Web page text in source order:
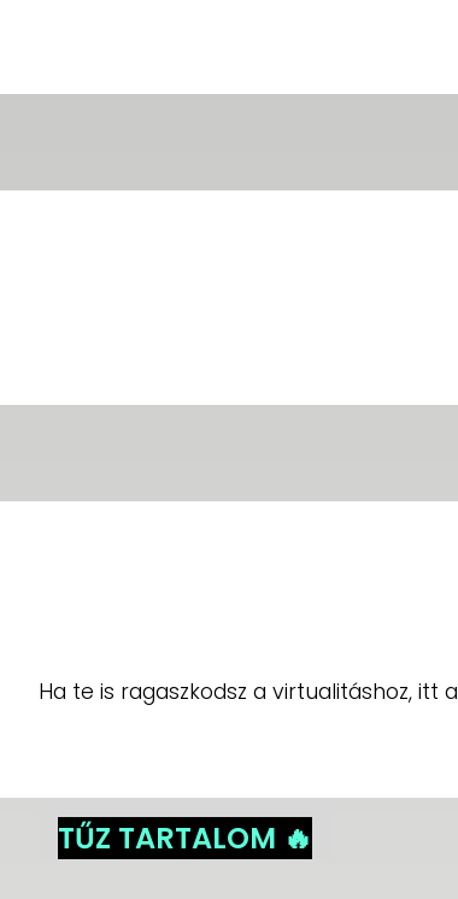
Ha te is ragaszkodsz a virtualitáshoz, itt a
TŰZ TARTALOM 🔥